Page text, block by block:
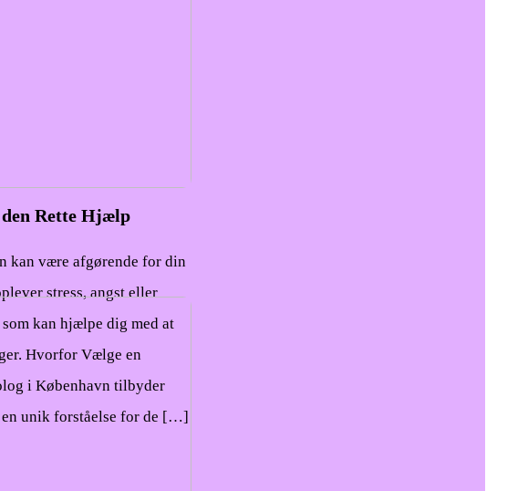
Rette Hjælp
kan være afgørende for din
stress, angst eller
kan hjælpe dig med at
Hvorfor Vælge en
i København tilbyder
en unik forståelse for de […]